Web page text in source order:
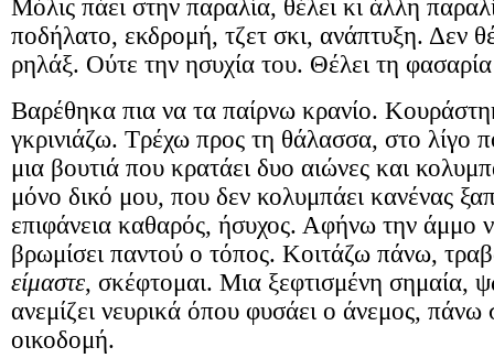
Μόλις πάει στην παραλία, θέλει κι άλλη
ποδήλατο, εκδρομή, τζετ σκι, ανάπτυξη. Δεν
ρηλάξ. Ούτε την ησυχία του. Θέλει τη
Βαρέθηκα πια να τα παίρνω κρανίο.
γκρινιάζω. Τρέχω προς τη θάλασσα, στο
μια βουτιά που κρατάει δυο αιώνες και
μόνο δικό μου, που δεν κολυμπάει κανένας
επιφάνεια καθαρός, ήσυχος. Αφήνω την άμμο
βρωμίσει παντού ο τόπος. Κοιτάζω πάνω,
είμαστε, σκέφτομαι. Μια ξεφτισμένη σημαία,
ανεμίζει νευρικά όπου φυσάει ο άνεμος, πάνω
οικοδομή.